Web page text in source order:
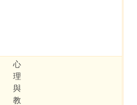
心
理
與
教